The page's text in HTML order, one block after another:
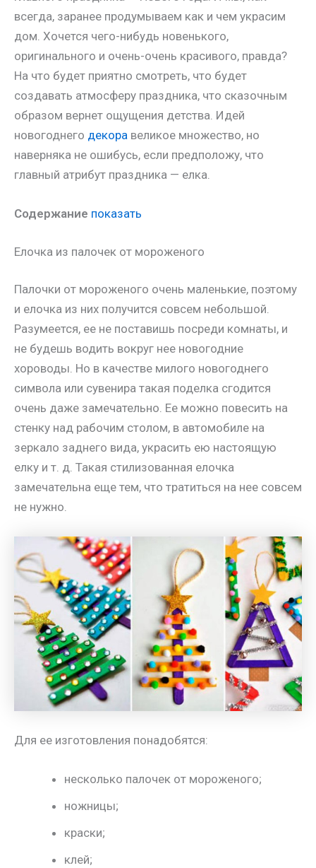
всегда, заранее продумываем как и чем украсим
дом. Хочется чего-нибудь новенького,
оригинального и очень-очень красивого, правда?
На что будет приятно смотреть, что будет
создавать атмосферу праздника, что сказочным
образом вернет ощущения детства. Идей
новогоднего декора великое множество, но
наверняка не ошибусь, если предположу, что
главный атрибут праздника — елка.
Содержание показать
Елочка из палочек от мороженого
Палочки от мороженого очень маленькие, поэтому
и елочка из них получится совсем небольшой.
Разумеется, ее не поставишь посреди комнаты, и
не будешь водить вокруг нее новогодние
хороводы. Но в качестве милого новогоднего
символа или сувенира такая поделка сгодится
очень даже замечательно. Ее можно повесить на
стенку над рабочим столом, в автомобиле на
зеркало заднего вида, украсить ею настоящую
елку и т. д. Такая стилизованная елочка
замечательна еще тем, что тратиться на нее совсем
не нужно.
Для ее изготовления понадобятся:
несколько палочек от мороженого;
ножницы;
краски;
клей;